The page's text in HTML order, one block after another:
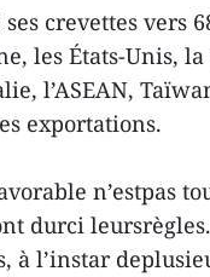
crevettes vers
les États-Unis,
l’ASEAN,
exportations.
n’estpas
durci
à l’instar